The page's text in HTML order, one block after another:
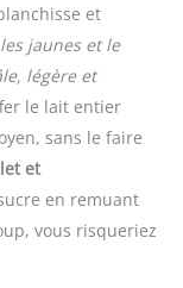
et
jaunes et le
légère et
le lait entier
sans le faire
et
en remuant
vous risqueriez